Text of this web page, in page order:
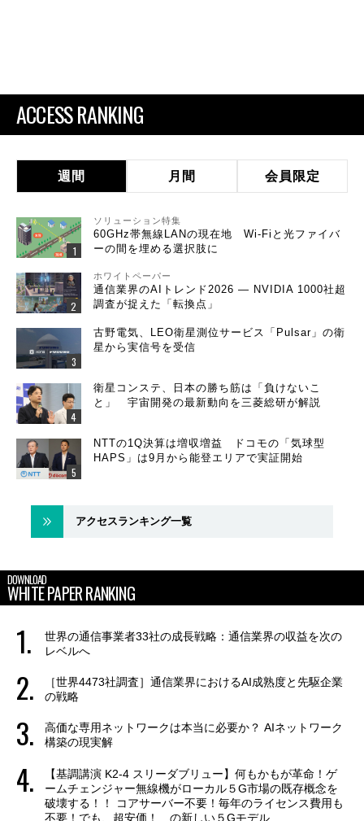
ACCESS RANKING
週間 月間 会員限定
ソリューション特集
60GHz帯無線LANの現在地 Wi-Fiと光ファイバ
ーの間を埋める選択肢に
ホワイトペーパー
通信業界のAIトレンド2026 ― NVIDIA 1000社超
調査が捉えた「転換点」
古野電気、LEO衛星測位サービス「Pulsar」の衛
星から実信号を受信
衛星コンステ、日本の勝ち筋は「負けないこ
と」 宇宙開発の最新動向を三菱総研が解説
NTTの1Q決算は増収増益 ドコモの「気球型
HAPS」は9月から能登エリアで実証開始
アクセスランキング一覧
DOWNLOAD
WHITE PAPER RANKING
世界の通信事業者33社の成長戦略：通信業界の収益を次の
レベルへ
［世界4473社調査］通信業界におけるAI成熟度と先駆企業
の戦略
高価な専用ネットワークは本当に必要か？ AIネットワーク
構築の現実解
【基調講演 K2-4 スリーダブリュー】何もかもが革命！ゲ
ームチェンジャー無線機がローカル５G市場の既存概念を
破壊する！！ コアサーバー不要！毎年のライセンス費用も
不要！でも、超安価！ の新しい５Gモデル